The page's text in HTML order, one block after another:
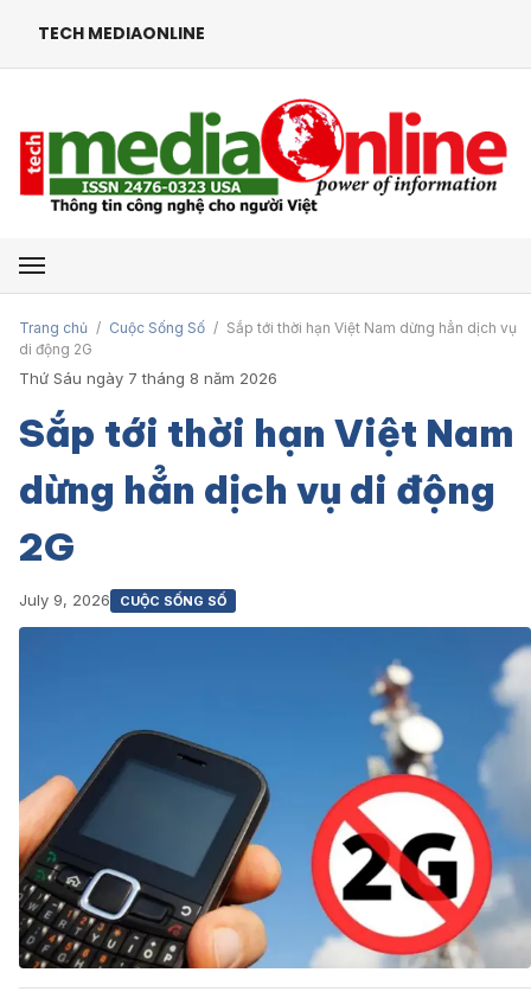
TECH MEDIAONLINE
Mở menu
Trang chủ / Cuộc Sống Số / Sắp tới thời hạn Việt Nam dừng hẳn dịch vụ
di động 2G
Thứ Sáu ngày 7 tháng 8 năm 2026
Sắp tới thời hạn Việt Nam
dừng hẳn dịch vụ di động
2G
July 9, 2026 CUỘC SỐNG SỐ